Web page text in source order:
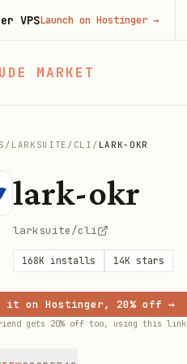
MARKET
/ LARKSUITE / CLI / LARK-OKR
lark-okr
larksuite/cli
168K installs 14K stars
it on Hostinger, 20% off →
gets 20% off too, using this link
Launch on Hostinger→